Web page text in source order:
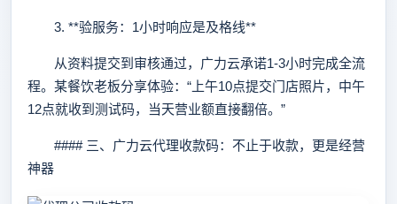
3. **验服务：1小时响应是及格线**
从资料提交到审核通过，广力云承诺1-3小时完成全流
程。某餐饮老板分享体验：“上午10点提交门店照片，中午
12点就收到测试码，当天营业额直接翻倍。”
#### 三、广力云代理收款码：不止于收款，更是经营
神器